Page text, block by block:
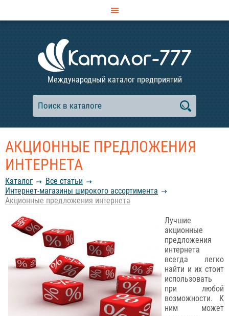
Международный каталог предприятий
АКЦИОННЫЕ ПРЕДЛОЖЕНИЯ
ИНТЕРНЕТА
Каталог
Все статьи
Интернет-магазины широкого ассортимента
Акционные предложения интернета
Лучшие
акционные
предложения
интернета
всегда легко
найти и их стоит
использовать
при любой
возможности. К
ним может